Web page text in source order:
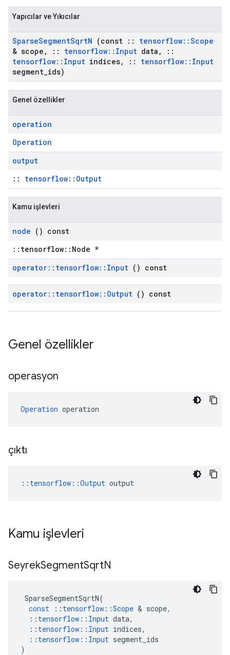
Yapıcılar ve Yıkıcılar
SparseSegmentSqrtN (const :: tensorflow::Scope
& scope , :: tensorflow:: Input data ,
::
tensorflow:: Input indices, :: tensorflow:: Input
segment ids)
Genel özellikler
operation
Operation
output
:: tensorflow::Output
Kamu işlevleri
node () const
::tensorflow::Node *
operator:: tensorflow:: Input () const
operator:: tensorflow:: Output () const
Genel özellikler
operasyon
Operation operation
çıktı
:: tensorflow::Output output
Kamu işlevleri
SeyrekSegmentSqrtN
SparseSegmentSqrtN(
const
:: tensorflow ::Scope & scope,
:: tensorflow :: Input data,
:: tensorflow :: Input indices,
:: tensorflow :: Input segment_ids
)